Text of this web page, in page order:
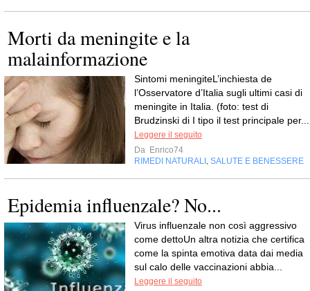
Morti da meningite e la
malainformazione
Sintomi meningiteL’inchiesta de
l’Osservatore d’Italia sugli ultimi casi di
meningite in Italia. (foto: test di
Brudzinski di I tipo il test principale per...
Leggere il seguito
Da Enrico74
RIMEDI NATURALI
SALUTE E BENESSERE
Epidemia influenzale? No...
Virus influenzale non così aggressivo
come dettoUn altra notizia che certifica
come la spinta emotiva data dai media
sul calo delle vaccinazioni abbia...
Leggere il seguito